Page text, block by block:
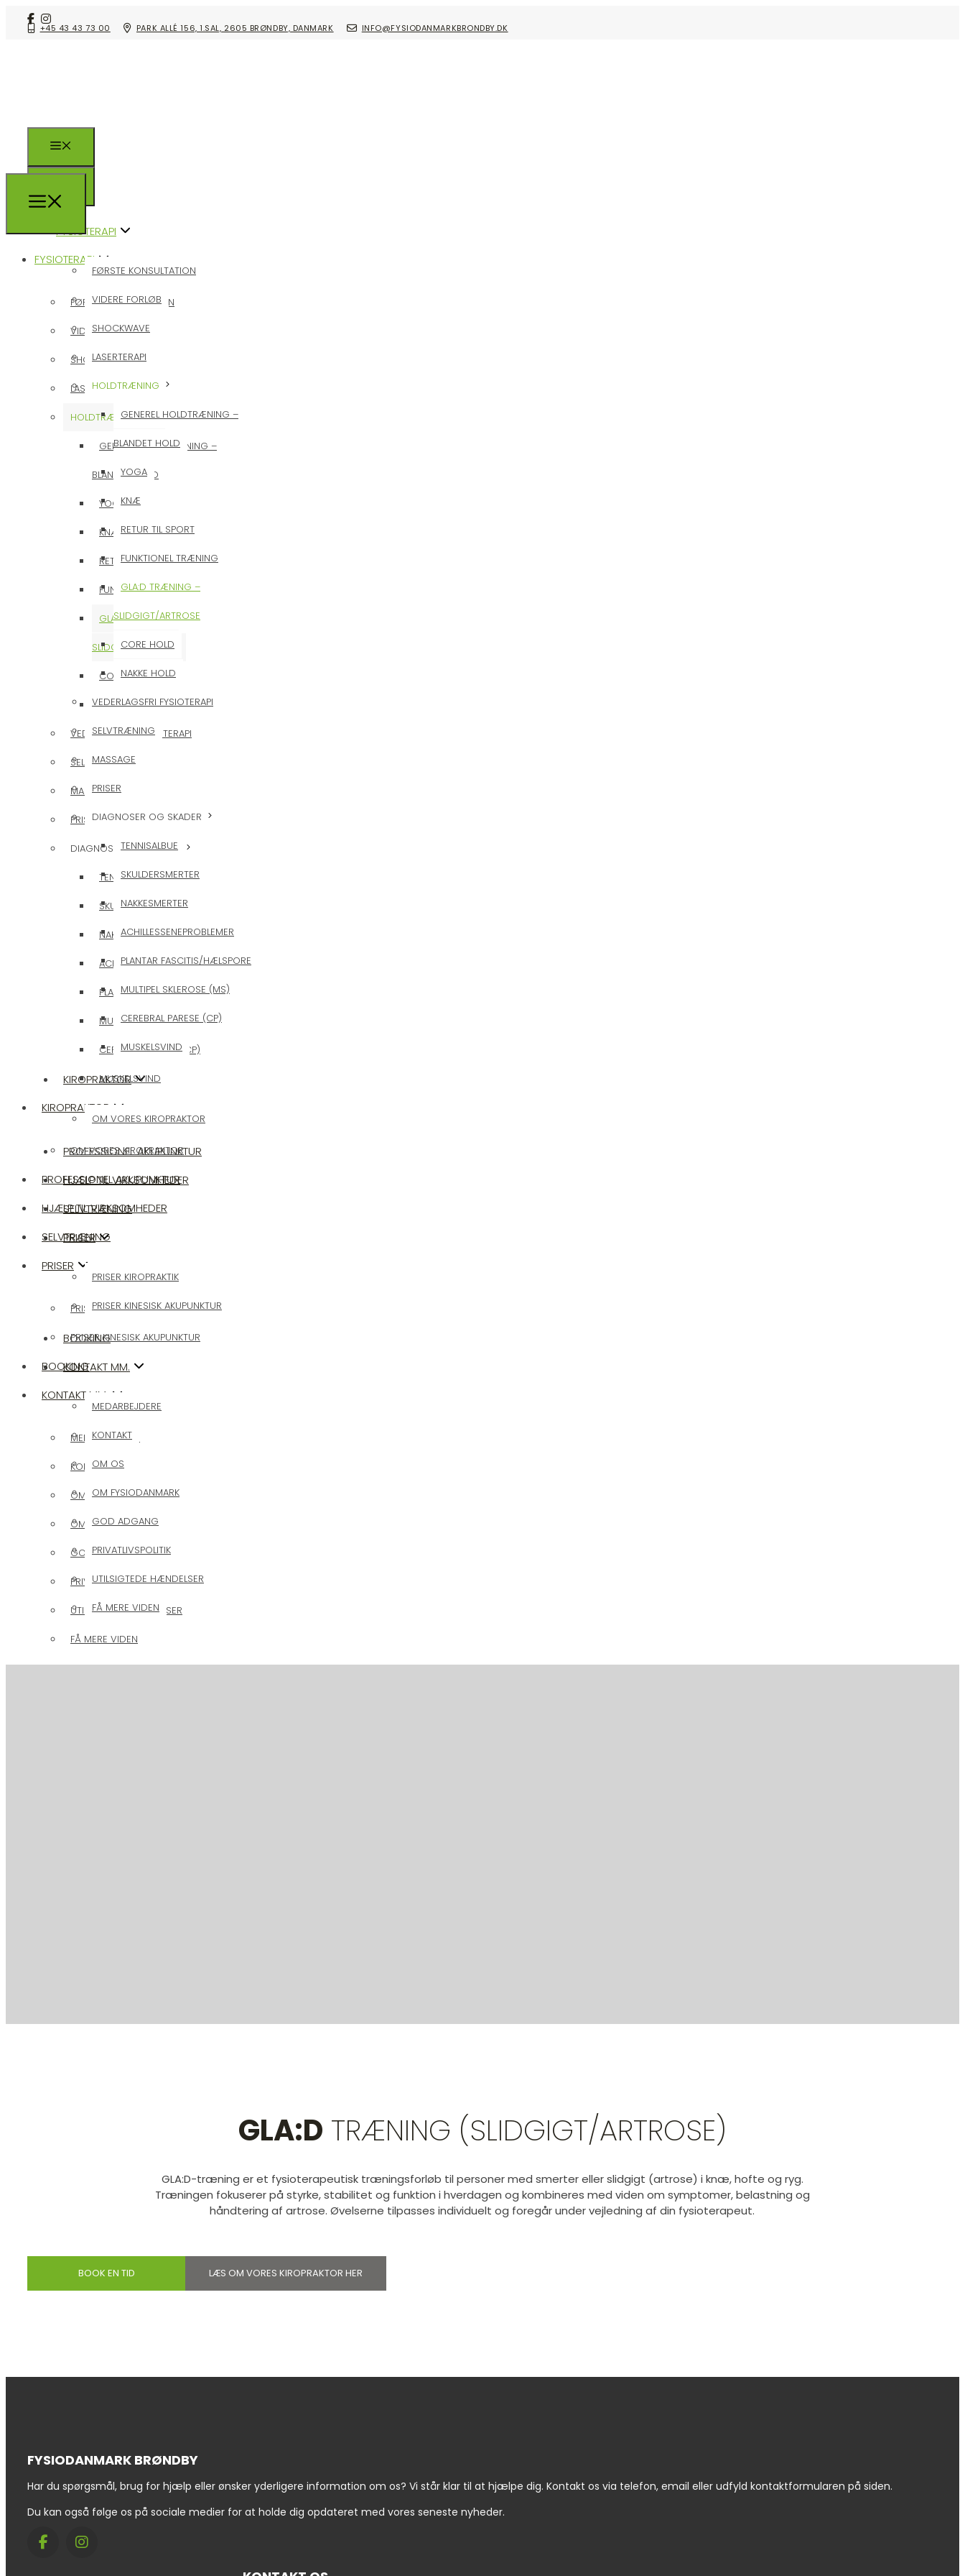
+45 43 43 73 00 PARK ALLÉ 156, 1.SAL, 2605 BRØNDBY, DANMARK INFO@FYSIODANMARKBRONDBY.DK
FYSIOTERAPI
FØRSTE KONSULTATION
VIDERE FORLØB
SHOCKWAVE
LASERTERAPI
HOLDTRÆNING
GENEREL HOLDTRÆNING –
BLANDET HOLD
YOGA
KNÆ
RETUR TIL SPORT
FUNKTIONEL TRÆNING
GLA:D TRÆNING –
SLIDGIGT/ARTROSE
CORE HOLD
NAKKE HOLD
VEDERLAGSFRI FYSIOTERAPI
SELVTRÆNING
MASSAGE
PRISER
DIAGNOSER OG SKADER
TENNISALBUE
SKULDERSMERTER
NAKKESMERTER
ACHILLESSENEPROBLEMER
PLANTAR FASCITIS/HÆLSPORE
MULTIPEL SKLEROSE (MS)
CEREBRAL PARESE (CP)
MUSKELSVIND
KIROPRAKTOR
OM VORES KIROPRAKTOR
PROFESSIONEL AKUPUNKTUR
HJÆLP TIL VIRKSOMHEDER
SELVTRÆNING
PRISER
PRISER KIROPRAKTIK
PRISER KINESISK AKUPUNKTUR
BOOKING
KONTAKT MM.
MEDARBEJDERE
KONTAKT
OM OS
OM FYSIODANMARK
GOD ADGANG
PRIVATLIVSPOLITIK
UTILSIGTEDE HÆNDELSER
FÅ MERE VIDEN
FYSIOTERAPI
FØRSTE KONSULTATION
VIDERE FORLØB
SHOCKWAVE
LASERTERAPI
HOLDTRÆNING
GENEREL HOLDTRÆNING –
BLANDET HOLD
YOGA
KNÆ
RETUR TIL SPORT
FUNKTIONEL TRÆNING
GLA:D TRÆNING –
SLIDGIGT/ARTROSE
CORE HOLD
NAKKE HOLD
VEDERLAGSFRI FYSIOTERAPI
SELVTRÆNING
MASSAGE
PRISER
DIAGNOSER OG SKADER
TENNISALBUE
SKULDERSMERTER
NAKKESMERTER
ACHILLESSENEPROBLEMER
PLANTAR FASCITIS/HÆLSPORE
MULTIPEL SKLEROSE (MS)
CEREBRAL PARESE (CP)
MUSKELSVIND
KIROPRAKTOR
OM VORES KIROPRAKTOR
PROFESSIONEL AKUPUNKTUR
HJÆLP TIL VIRKSOMHEDER
SELVTRÆNING
PRISER
PRISER KIROPRAKTIK
PRISER KINESISK AKUPUNKTUR
BOOKING
KONTAKT MM.
MEDARBEJDERE
KONTAKT
OM OS
OM FYSIODANMARK
GOD ADGANG
PRIVATLIVSPOLITIK
UTILSIGTEDE HÆNDELSER
FÅ MERE VIDEN
GLA:D TRÆNING (SLIDGIGT/ARTROSE)
GLA:D-træning er et fysioterapeutisk træningsforløb til personer med smerter eller slidgigt (artrose) i knæ, hofte og ryg.
Træningen fokuserer på styrke, stabilitet og funktion i hverdagen og kombineres med viden om symptomer, belastning og
håndtering af artrose. Øvelserne tilpasses individuelt og foregår under vejledning af din fysioterapeut.
BOOK EN TID LÆS OM VORES KIROPRAKTOR HER
FYSIODANMARK BRØNDBY
Har du spørgsmål, brug for hjælp eller ønsker yderligere information om os? Vi står klar til at hjælpe dig. Kontakt os via telefon, email eller udfyld kontaktformularen på siden.
Du kan også følge os på sociale medier for at holde dig opdateret med vores seneste nyheder.